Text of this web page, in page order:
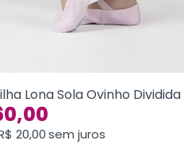
Lona Sola Ovinho Dividida
20,00sem juros